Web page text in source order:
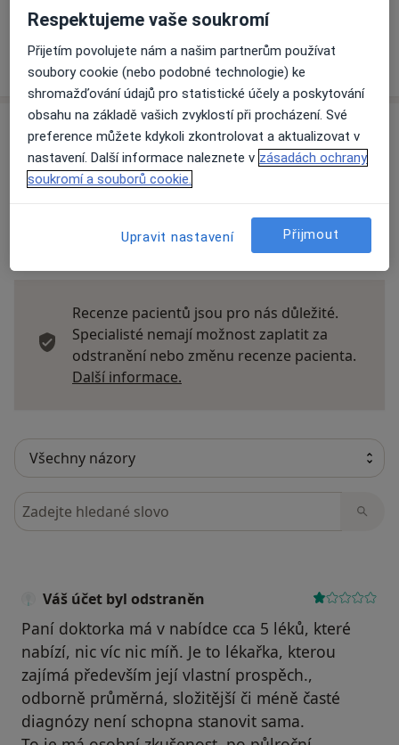
Detaily
Víceo adrese
Názory
Přidejte svůj názor
Recenze pacientů jsou pro nás důležité.
Specialisté nemají možnost zaplatit za
odstranění nebo změnu recenze pacienta.
Další informace.
Hledejte v názorech
Váš účet byl odstraněn
Paní doktorka má v nabídce cca 5 léků, které
nabízí, nic víc nic míň. Je to lékařka, kterou
zajímá především její vlastní prospěch.,
odborně průměrná, složitější či méně časté
diagnózy není schopna stanovit sama.
Respektujeme vaše soukromí
Přijetím povolujete nám a našim partnerům používat
soubory cookie (nebo podobné technologie) ke
shromažďování údajů pro statistické účely a poskytování
obsahu na základě vašich zvyklostí při procházení. Své
preference můžete kdykoli zkontrolovat a aktualizovat v
nastavení. Další informace naleznete v zásadách ochrany
soukromí a souborů cookie.
Upravit nastavení Přijmout